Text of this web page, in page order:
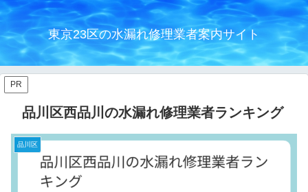
東京23区の水漏れ修理業者案内サイト
PR
品川区西品川の水漏れ修理業者ランキング
品川区